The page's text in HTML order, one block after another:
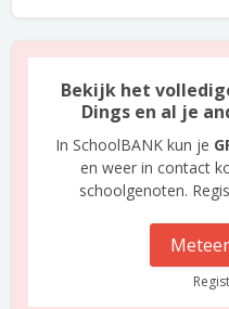
Bekijk het
Dings en al je
In SchoolBANK kun je
en weer in contact
schoolgenoten.